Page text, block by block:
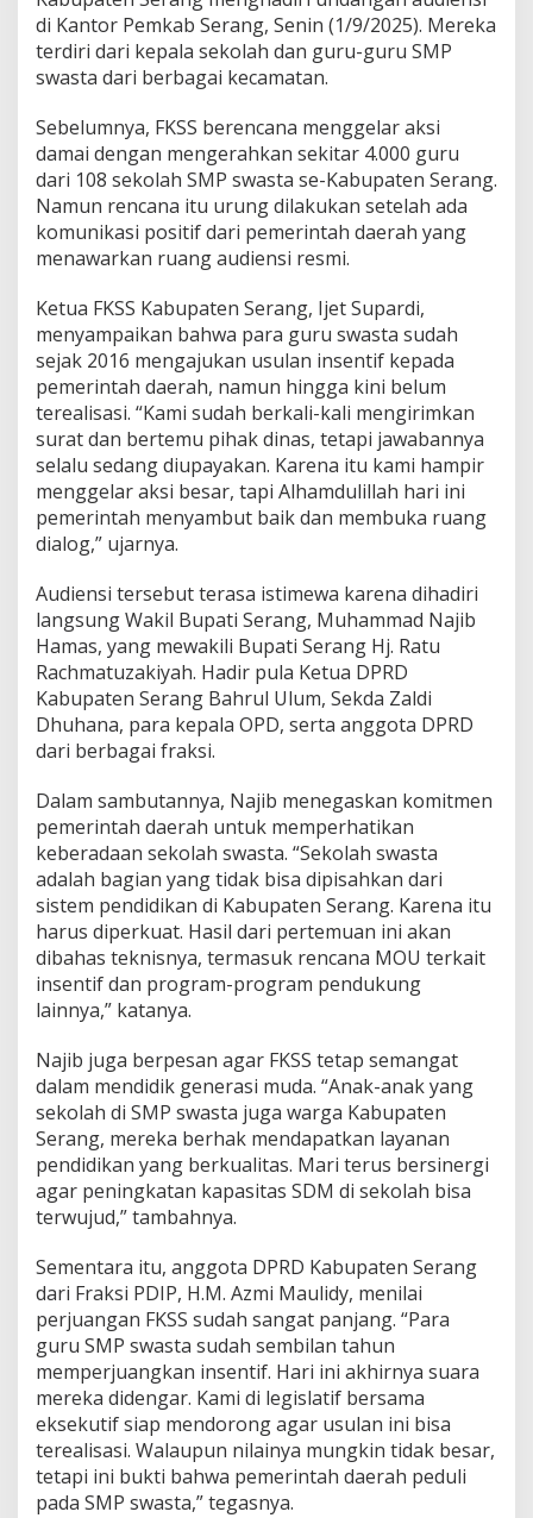
a
t
e
n
e
r
a
g
A
u
i
n
s
i
d
e
g
a
n
P
e
k
a
b
B
h
a
s
n
s
e
n
t
i
f
di Kantor Pemkab Serang, Senin (1/9/2025). Mereka
terdiri dari kepala sekolah dan guru-guru SMP
swasta dari berbagai kecamatan.
Sebelumnya, FKSS berencana menggelar aksi
damai dengan mengerahkan sekitar 4.000 guru
dari 108 sekolah SMP swasta se-Kabupaten Serang.
Namun rencana itu urung dilakukan setelah ada
komunikasi positif dari pemerintah daerah yang
menawarkan ruang audiensi resmi.
Ketua FKSS Kabupaten Serang, Ijet Supardi,
menyampaikan bahwa para guru swasta sudah
sejak 2016 mengajukan usulan insentif kepada
pemerintah daerah, namun hingga kini belum
terealisasi. “Kami sudah berkali-kali mengirimkan
surat dan bertemu pihak dinas, tetapi jawabannya
selalu sedang diupayakan. Karena itu kami hampir
menggelar aksi besar, tapi Alhamdulillah hari ini
pemerintah menyambut baik dan membuka ruang
dialog,” ujarnya.
Audiensi tersebut terasa istimewa karena dihadiri
langsung Wakil Bupati Serang, Muhammad Najib
Hamas, yang mewakili Bupati Serang Hj. Ratu
Rachmatuzakiyah. Hadir pula Ketua DPRD
Kabupaten Serang Bahrul Ulum, Sekda Zaldi
Dhuhana, para kepala OPD, serta anggota DPRD
dari berbagai fraksi.
Dalam sambutannya, Najib menegaskan komitmen
pemerintah daerah untuk memperhatikan
keberadaan sekolah swasta. “Sekolah swasta
adalah bagian yang tidak bisa dipisahkan dari
sistem pendidikan di Kabupaten Serang. Karena itu
harus diperkuat. Hasil dari pertemuan ini akan
dibahas teknisnya, termasuk rencana MOU terkait
insentif dan program-program pendukung
lainnya,” katanya.
Najib juga berpesan agar FKSS tetap semangat
dalam mendidik generasi muda. “Anak-anak yang
sekolah di SMP swasta juga warga Kabupaten
Serang, mereka berhak mendapatkan layanan
pendidikan yang berkualitas. Mari terus bersinergi
agar peningkatan kapasitas SDM di sekolah bisa
terwujud,” tambahnya.
Sementara itu, anggota DPRD Kabupaten Serang
dari Fraksi PDIP, H.M. Azmi Maulidy, menilai
perjuangan FKSS sudah sangat panjang. “Para
guru SMP swasta sudah sembilan tahun
memperjuangkan insentif. Hari ini akhirnya suara
mereka didengar. Kami di legislatif bersama
eksekutif siap mendorong agar usulan ini bisa
terealisasi. Walaupun nilainya mungkin tidak besar,
tetapi ini bukti bahwa pemerintah daerah peduli
pada SMP swasta,” tegasnya.